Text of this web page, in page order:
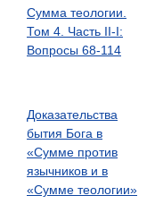
Сумма теологии.
Том 4. Часть II-I:
Вопросы 68-114
Доказательства
бытия Бога в
«Сумме против
язычников и в
«Сумме теологии»